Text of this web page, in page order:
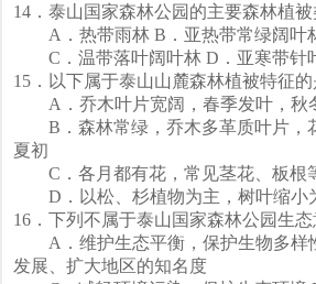
14．泰山国家森林公园的主要森林植
A．热带雨林 B．亚热带常绿阔叶
C．温带落叶阔叶林 D．亚寒带针
15．以下属于泰山山麓森林植被特征的
A．乔木叶片宽阔，春季发叶，秋
B．森林常绿，乔木多革质叶片，
夏初
C．各月都有花，常见茎花、板根
D．以松、杉植物为主，树叶缩小
16．下列不属于泰山国家森林公园生
A．维护生态平衡，保护生物多样
发展、扩大地区的知名度